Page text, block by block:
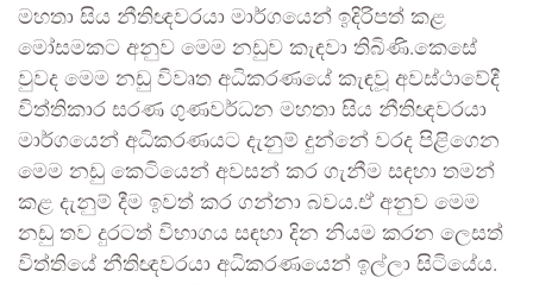
මහතා සිය නීතිඥවරයා මාර්ගයෙන් ඉදිරිපත් කළ
මෝසමකට අනුව මෙම නඩුව කැඳවා තිබිණි.කෙසේ
වුවද මෙම නඩු විවෘත අධිකරණයේ කැඳවූ අවස්ථාවේදී
විත්තිකාර සරණ ගුණවර්ධන මහතා සිය නීතිඥවරයා
මාර්ගයෙන් අධිකරණයට දැනුම් දුන්නේ වරද පිළිගෙන
මෙම නඩු කෙටියෙන් අවසන් කර ගැනීම සඳහා තමන්
කළ දැනුම් දීම ඉවත් කර ගන්නා බවය.ඒ අනුව මෙම
නඩු තව දුරටත් විභාගය සඳහා දින නියම කරන ලෙසත්
විත්තියේ නීතිඥවරයා අධිකරණයෙන් ඉල්ලා සිටියේය.